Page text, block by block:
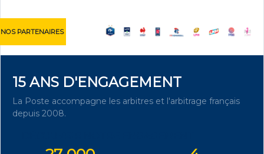
NOS PARTENAIRES
15 ANS D'ENGAGEMENT
La Poste accompagne les arbitres et l'arbitrage français
depuis 2008.